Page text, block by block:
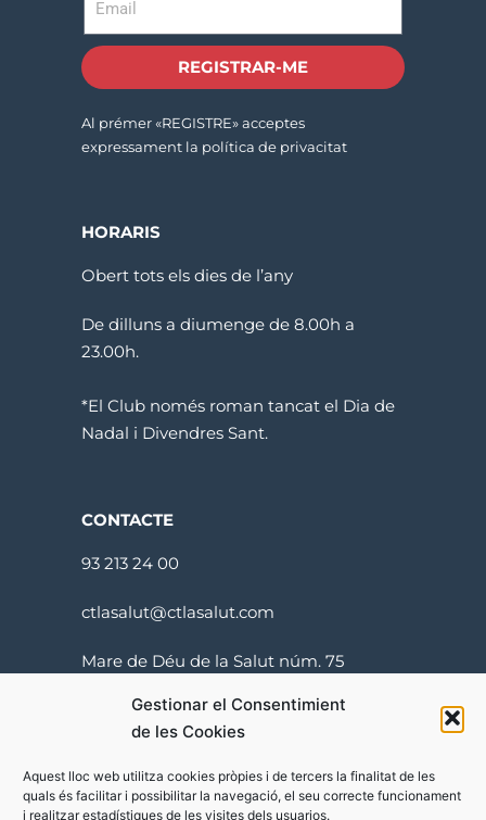
Gestionar el Consentimient
de les Cookies
Aquest lloc web utilitza cookies pròpies i de tercers la finalitat de les
quals és facilitar i possibilitar la navegació, el seu correcte funcionament
i realitzar estadístiques de les visites dels usuarios.
REGISTRAR-ME
Al prémer «REGISTRE» acceptes
expressament la política de privacitat
HORARIS
Obert tots els dies de l’any
De dilluns a diumenge de 8.00h a
23.00h.
*El Club només roman tancat el Dia de
Nadal i Divendres Sant.
CONTACTE
93 213 24 00
ctlasalut@ctlasalut.com
Mare de Déu de la Salut núm. 75